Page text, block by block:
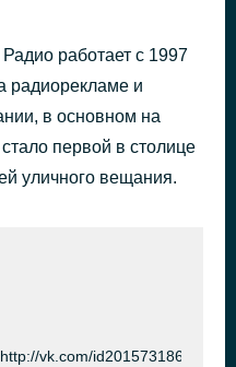
работает с 1997
радиорекламе и
в основном на
первой в столице
уличного вещания.
vk.com/id201573186